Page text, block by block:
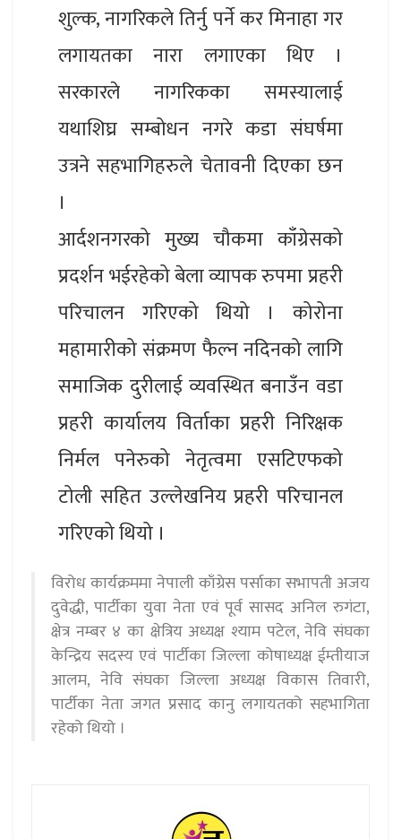
शुल्क, नागरिकले तिर्नु पर्ने कर मिनाहा गर
लगायतका नारा लगाएका थिए ।
सरकारले नागरिकका समस्यालाई
यथाशिघ्र सम्बोधन नगरे कडा संघर्षमा
उत्रने सहभागिहरुले चेतावनी दिएका छन
।
आर्दशनगरको मुख्य चौकमा काँग्रेसको
प्रदर्शन भईरहेको बेला व्यापक रुपमा प्रहरी
परिचालन गरिएको थियो । कोरोना
महामारीको संक्रमण फैल्न नदिनको लागि
समाजिक दुरीलाई व्यवस्थित बनाउँन वडा
प्रहरी कार्यालय विर्ताका प्रहरी निरिक्षक
निर्मल पनेरुको नेतृत्वमा एसटिएफको
टोली सहित उल्लेखनिय प्रहरी परिचानल
गरिएको थियो ।
विरोध कार्यक्रममा नेपाली काँग्रेस पर्साका सभापती अजय
दुवेद्धी, पार्टीका युवा नेता एवं पूर्व सासद अनिल रुगंटा,
क्षेत्र नम्बर ४ का क्षेत्रिय अध्यक्ष श्याम पटेल, नेवि संघका
केन्द्रिय सदस्य एवं पार्टीका जिल्ला कोषाध्यक्ष ईम्तीयाज
आलम, नेवि संघका जिल्ला अध्यक्ष विकास तिवारी,
पार्टीका नेता जगत प्रसाद कानु लगायतको सहभागिता
रहेको थियो ।